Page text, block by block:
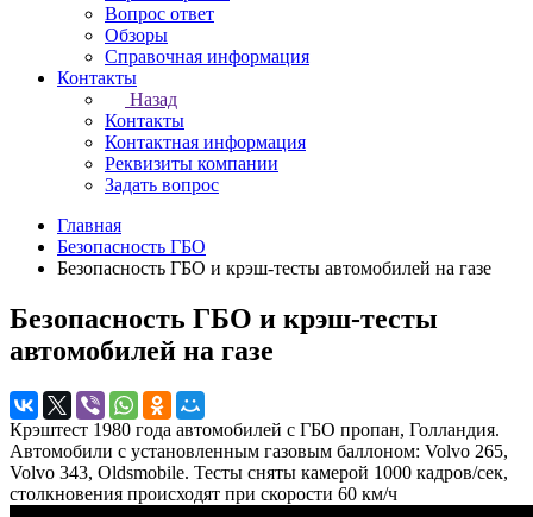
Вопрос ответ
Обзоры
Справочная информация
Контакты
Назад
Контакты
Контактная информация
Реквизиты компании
Задать вопрос
Главная
Безопасность ГБО
Безопасность ГБО и крэш-тесты автомобилей на газе
Безопасность ГБО и крэш-тесты
автомобилей на газе
Крэштест 1980 года автомобилей с ГБО пропан, Голландия.
Автомобили с установленным газовым баллоном: Volvo 265,
Volvo 343, Oldsmobile. Тесты сняты камерой 1000 кадров/сек,
столкновения происходят при скорости 60 км/ч